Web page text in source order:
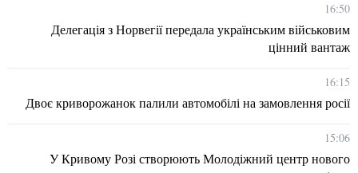
16:50
Делегація з Норвегії передала українським військовим
цінний вантаж
16:15
Двоє криворожанок палили автомобілі на замовлення росії
15:06
У Кривому Розі створюють Молодіжний центр нового